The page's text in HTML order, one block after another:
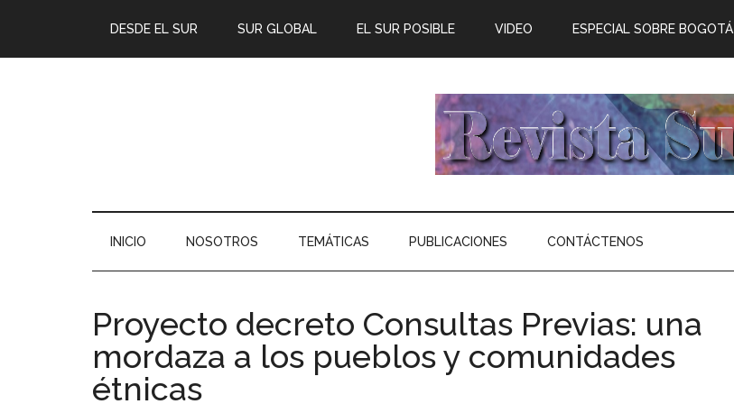
DESDE EL SUR SUR GLOBAL EL SUR POSIBLE VIDEO ESPECIAL SOBRE BOGOTÁ
INICIO NOSOTROS TEMÁTICAS PUBLICACIONES CONTÁCTENOS
Proyecto decreto Consultas Previas: una
mordaza a los pueblos y comunidades
étnicas